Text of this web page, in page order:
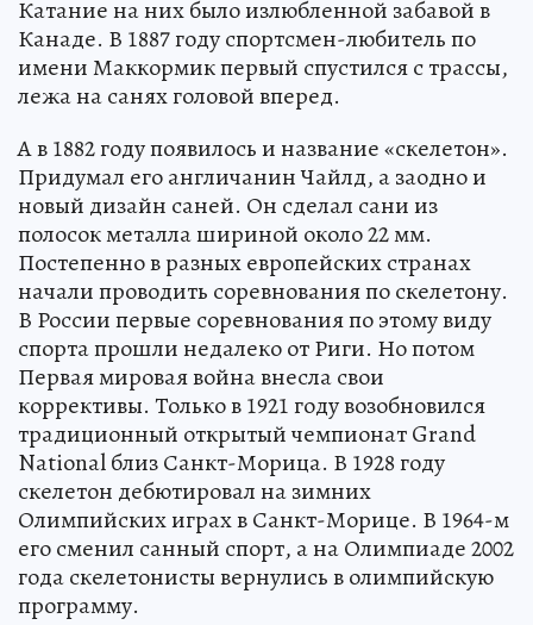
Катание на них было излюбленной забавой в
Канаде. В 1887 году спортсмен-любитель по
имени Маккормик первый спустился с трассы,
лежа на санях головой вперед.
А в 1882 году появилось и название «скелетон».
Придумал его англичанин Чайлд, а заодно и
новый дизайн саней. Он сделал сани из
полосок металла шириной около 22 мм.
Постепенно в разных европейских странах
начали проводить соревнования по скелетону.
В России первые соревнования по этому виду
спорта прошли недалеко от Риги. Но потом
Первая мировая война внесла свои
коррективы. Только в 1921 году возобновился
традиционный открытый чемпионат Grand
National близ Санкт-Морица. В 1928 году
скелетон дебютировал на зимних
Олимпийских играх в Санкт-Морице. В 1964-м
его сменил санный спорт, а на Олимпиаде 2002
года скелетонисты вернулись в олимпийскую
программу.